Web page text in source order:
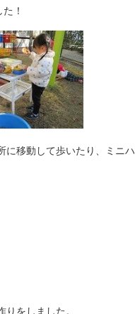
！
移動して歩いたり、ミニ
をしました。